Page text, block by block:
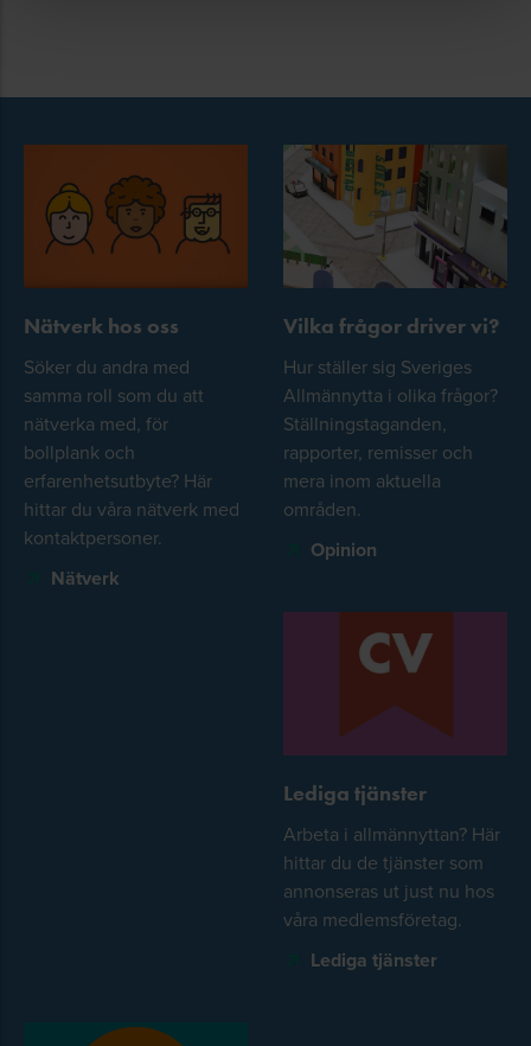
Nätverk hos oss
Söker du andra med
samma roll som du att
nätverka med, för
bollplank och
erfarenhetsutbyte? Här
hittar du våra nätverk med
kontaktpersoner.
Nätverk
Vilka frågor driver vi?
Hur ställer sig Sveriges
Allmännytta i olika frågor?
Ställningstaganden,
rapporter, remisser och
mera inom aktuella
områden.
Opinion
Lediga tjänster
Arbeta i allmännyttan? Här
hittar du de tjänster som
annonseras ut just nu hos
våra medlemsföretag.
Lediga tjänster